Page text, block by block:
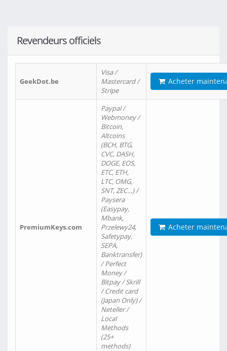
Revendeurs officiels
GeekDot.be
Visa /
Mastercard /
Stripe
Acheter
PremiumKeys.com
Paypal /
Webmoney /
Bitcoin,
Altcoins
(BCH, BTG,
CVC, DASH,
DOGE, EOS,
ETC, ETH,
LTC, OMG,
SNT, ZEC…) /
Paysera
(Easypay,
Mbank,
Przelewy24,
Safetypay,
SEPA,
Banktransfer)
/ Perfect
Money /
Bitpay / Skrill
/ Credit card
(Japan Only) /
Neteller /
Local
Methods
(25+
methods)
Acheter